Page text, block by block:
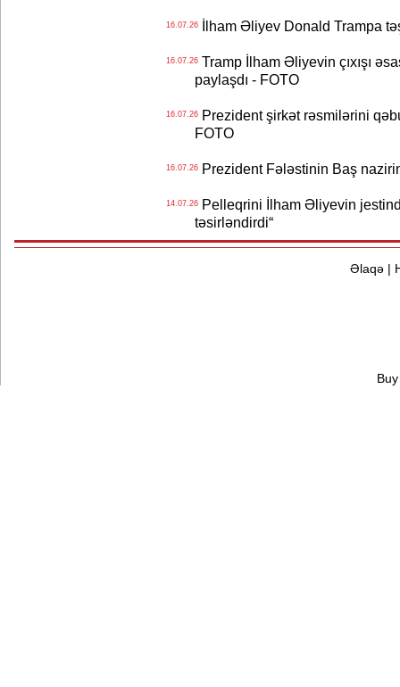
16.07.26İlham Əliyev Donald Trampa
16.07.26Tramp İlham Əliyevin çıxışı
paylaşdı - FOTO
16.07.26Prezident şirkət rəsmilərini
FOTO
16.07.26Prezident Fələstinin Baş
14.07.26Pelleqrini İlham Əliyevin
təsirləndirdi“
Əlaqə|